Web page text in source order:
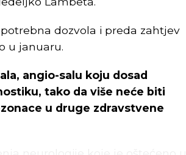
dozvola i preda zahtjev
u januaru.
angio-salu koju dosad
tako da više neće biti
u druge zdravstvene